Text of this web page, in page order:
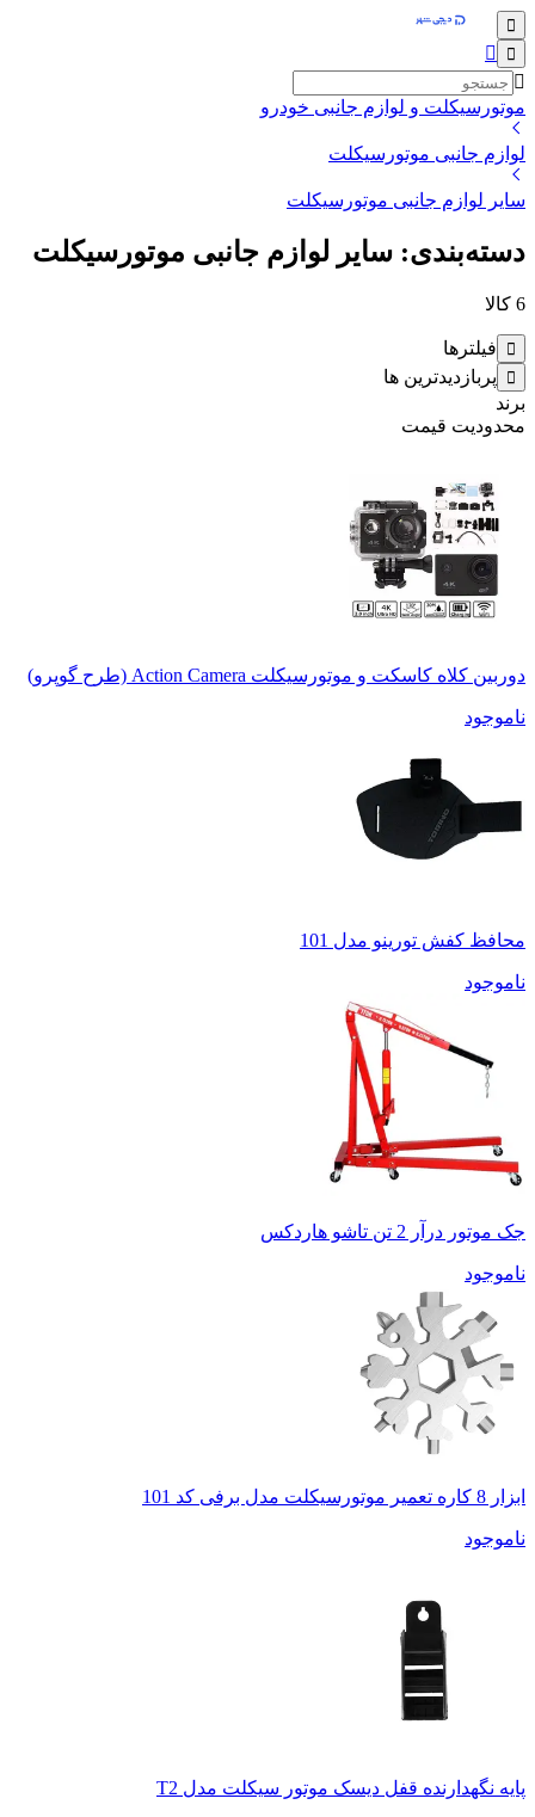
موتورسیکلت و لوازم جانبی خودرو
لوازم جانبی موتورسیکلت
سایر لوازم جانبی موتورسیکلت
دسته‌بندی: سایر لوازم جانبی موتورسیکلت
6 کالا
فیلترها
پربازدیدترین ها
برند
محدودیت قیمت
دوربین کلاه کاسکت و موتورسیکلت Action Camera (طرح گوپرو)
ناموجود
محافظ کفش تورینو مدل 101
ناموجود
جک موتور درآر 2 تن تاشو هاردکس
ناموجود
ابزار 8 کاره تعمیر موتورسیکلت مدل برفی کد 101
ناموجود
پایه نگهدارنده قفل دیسک موتور سیکلت مدل T2